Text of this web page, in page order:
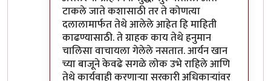
टाकले जाते कशासाठी तर ते कोणत्या
दलालामार्फत तेथे आलेले आहेत हि माहिती
काढण्यासाठी. ते ग्राहक काय तेथे हनुमान
चालिसा वाचायला गेलेले नसतात. आर्यन खान
च्या बाजूने केवढे सगळे लोक उभे राहिले आणि
तेथे कार्यवाही करणाऱ्या सरकारी अधिकाऱ्यांवर